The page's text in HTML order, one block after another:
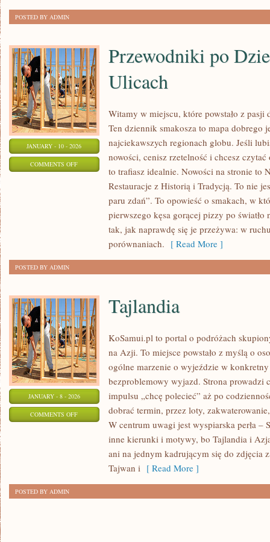
POSTED BY ADMIN
JANUARY - 10 - 2026
COMMENTS OFFON
Przewodniki po
Ulicach
Witamy w miejscu, które powstało z
Ten dziennik smakosza to mapa dobrego
najciekawszych regionach globu. Jeśli
nowości, cenisz rzetelność i chcesz
to trafiasz idealnie. Nowości na stronie to
Restauracje z Historią i Tradycją. To nie
paru zdań”. To opowieść o smakach, w
pierwszego kęsa gorącej pizzy po
tak, jak naprawdę się je przeżywa: w
porównaniach. [ Read More ]
POSTED BY ADMIN
JANUARY - 8 - 2026
COMMENTS OFFON
Tajlandia
KoSamui.pl to portal o podróżach
na Azji. To miejsce powstało z myślą o
ogólne marzenie o wyjeździe w
bezproblemowy wyjazd. Strona prowadzi
impulsu „chcę polecieć” aż po
dobrać termin, przez loty,
W centrum uwagi jest wyspiarska perła –
inne kierunki i motywy, bo Tajlandia i
ani na jednym kadrującym się do zdjęcia
Tajwan i [ Read More ]
POSTED BY ADMIN